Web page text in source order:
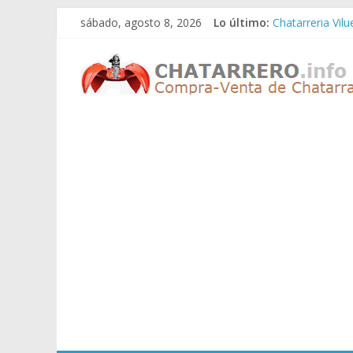
Saltar
contenido
sábado, agosto 8, 2026 Lo último: Chatarreria
Chatarreria
Chatarreria
Chatarreros